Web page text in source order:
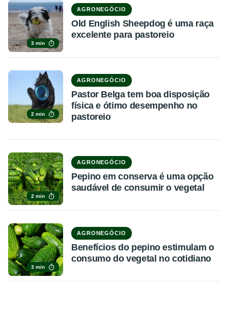
3 min
AGRONEGÓCIO
Old English Sheepdog é uma raça
excelente para pastoreio
2 min
AGRONEGÓCIO
Pastor Belga tem boa disposição
física e ótimo desempenho no
pastoreio
2 min
AGRONEGÓCIO
Pepino em conserva é uma opção
saudável de consumir o vegetal
3 min
AGRONEGÓCIO
Benefícios do pepino estimulam o
consumo do vegetal no cotidiano